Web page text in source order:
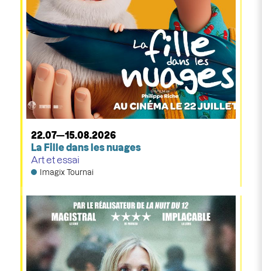
22.07—15.08.2026
La Fille dans les nuages
Art et essai
Imagix Tournai